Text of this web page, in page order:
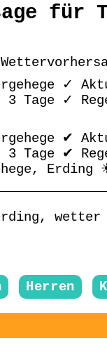
für
✓
Tage ✓
✔
Tage ✔
Erding
wetter
Herren